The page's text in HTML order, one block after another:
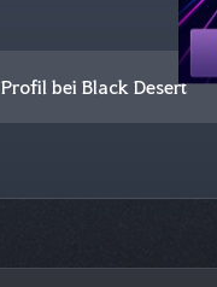
Profil bei Black Desert